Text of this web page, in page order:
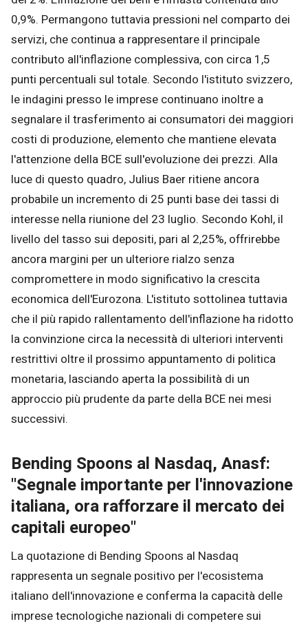
0,9%. Permangono tuttavia pressioni nel comparto dei
servizi, che continua a rappresentare il principale
contributo all'inflazione complessiva, con circa 1,5
punti percentuali sul totale. Secondo l'istituto svizzero,
le indagini presso le imprese continuano inoltre a
segnalare il trasferimento ai consumatori dei maggiori
costi di produzione, elemento che mantiene elevata
l'attenzione della BCE sull'evoluzione dei prezzi. Alla
luce di questo quadro, Julius Baer ritiene ancora
probabile un incremento di 25 punti base dei tassi di
interesse nella riunione del 23 luglio. Secondo Kohl, il
livello del tasso sui depositi, pari al 2,25%, offrirebbe
ancora margini per un ulteriore rialzo senza
compromettere in modo significativo la crescita
economica dell'Eurozona. L'istituto sottolinea tuttavia
che il più rapido rallentamento dell'inflazione ha ridotto
la convinzione circa la necessità di ulteriori interventi
restrittivi oltre il prossimo appuntamento di politica
monetaria, lasciando aperta la possibilità di un
approccio più prudente da parte della BCE nei mesi
successivi.
Bending Spoons al Nasdaq, Anasf:
"Segnale importante per l'innovazione
italiana, ora rafforzare il mercato dei
capitali europeo"
La quotazione di Bending Spoons al Nasdaq
rappresenta un segnale positivo per l'ecosistema
italiano dell'innovazione e conferma la capacità delle
imprese tecnologiche nazionali di competere sui